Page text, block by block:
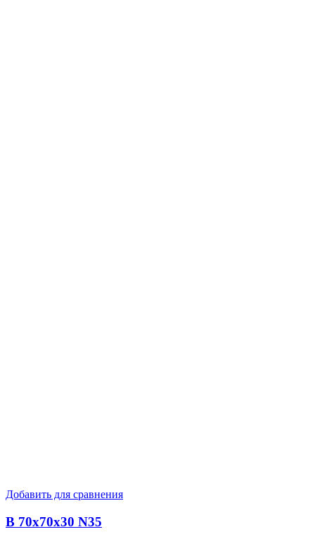
Добавить для сравнения
B 70x70x30 N35